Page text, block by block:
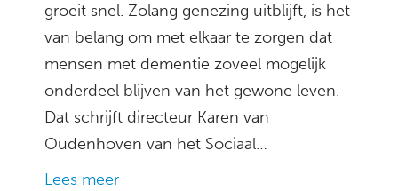
groeit snel. Zolang genezing uitblijft, is het
van belang om met elkaar te zorgen dat
mensen met dementie zoveel mogelijk
onderdeel blijven van het gewone leven.
Dat schrijft directeur Karen van
Oudenhoven van het Sociaal…
Lees meer